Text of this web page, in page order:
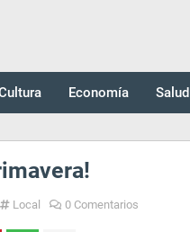
Economía Salud
Local 0 Comentarios